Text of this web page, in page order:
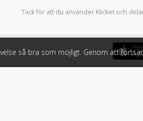
Tack för att du använder Klicket och
så bra som möjligt. Genom att